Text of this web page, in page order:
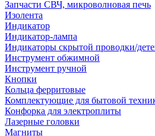
Запчасти СВЧ, микроволновая печь
Изолента
Индикатор
Индикатор-лампа
Индикаторы скрытой проводки/
Инструмент обжимной
Инструмент ручной
Кнопки
Кольца ферритовые
Комплектующие для бытовой
Конфорка для электроплиты
Лазерные головки
Магниты